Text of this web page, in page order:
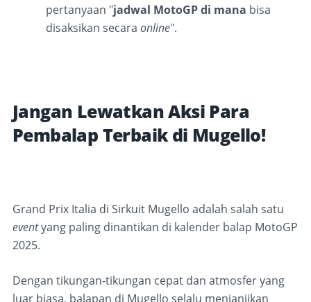
pertanyaan "jadwal MotoGP di mana bisa
disaksikan secara online".
Jangan Lewatkan Aksi Para
Pembalap Terbaik di Mugello!
Grand Prix Italia di Sirkuit Mugello adalah salah satu
eventyang paling dinantikan di kalender balap MotoGP
2025.
Dengan tikungan-tikungan cepat dan atmosfer yang
luar biasa, balapan di Mugello selalu menjanjikan